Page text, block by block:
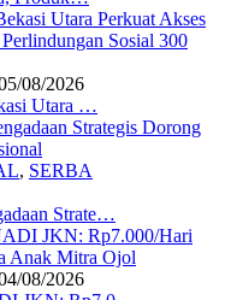
08/2026
Utara …
, SERBA
Strate…
08/2026